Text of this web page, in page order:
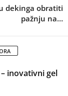
dekinga obratiti
pažnju na…
inovativni gel